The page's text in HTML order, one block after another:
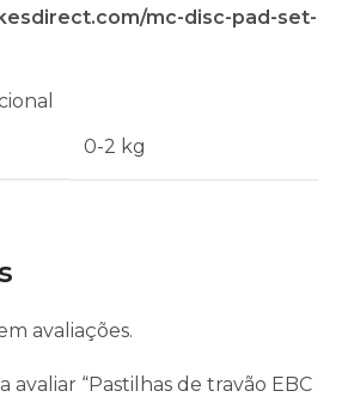
mc-disc-pad-set-
0-2 kg
avaliações.
avaliar “Pastilhas de travão EBC